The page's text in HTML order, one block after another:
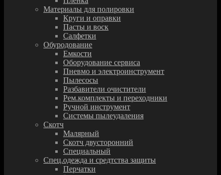
Материалы для полировки
Круги и оправки
Пасты и воск
Салфетки
Обуродование
Емкости
Оборудование сервиса
Пневмо и электроинструмент
Пылесосы
Разбавители очистители
Рем.комплекты и переходники
Ручной инструмент
Системы пылеудаления
Скотч
Малярный
Скотч двусторонний
Специальный
Спец.одежда и средтства защиты
Перчатки